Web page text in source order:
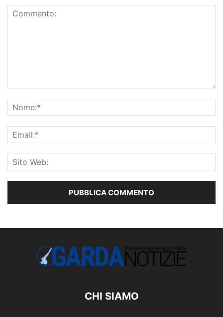
CHI SIAMO